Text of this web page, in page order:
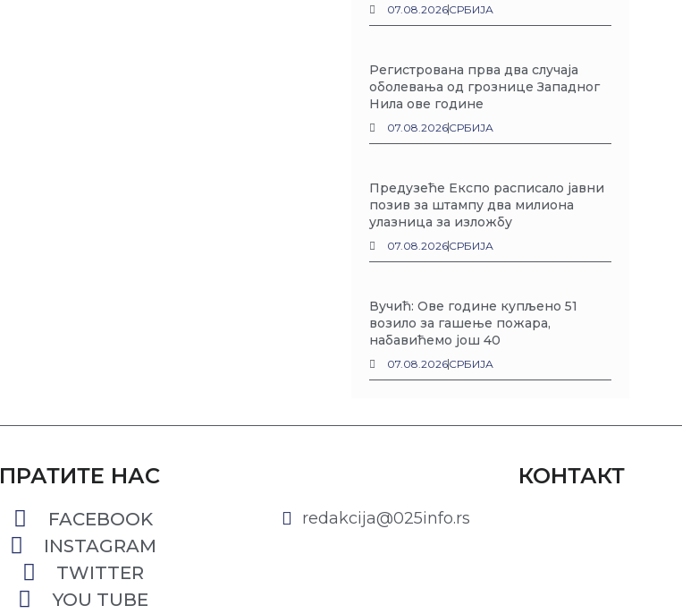
07.08.2026СРБИЈА
Регистрована прва два случаја
оболевања од грознице Западног
Нила ове године
07.08.2026СРБИЈА
Предузеће Експо расписало јавни
позив за штампу два милиона
улазница за изложбу
07.08.2026СРБИЈА
Вучић: Ове године купљено 51
возило за гашење пожара,
набавићемо још 40
07.08.2026СРБИЈА
ПРАТИТЕ НАС
FACEBOOK
INSTAGRAM
TWITTER
YOU TUBE
КОНТАКТ
redakcija@025info.rs